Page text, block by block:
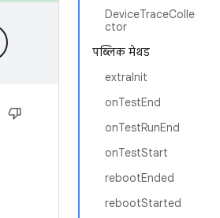
DeviceTraceColle
ctor
पब्लिक मेथड
extraInit
onTestEnd
onTestRunEnd
onTestStart
rebootEnded
rebootStarted